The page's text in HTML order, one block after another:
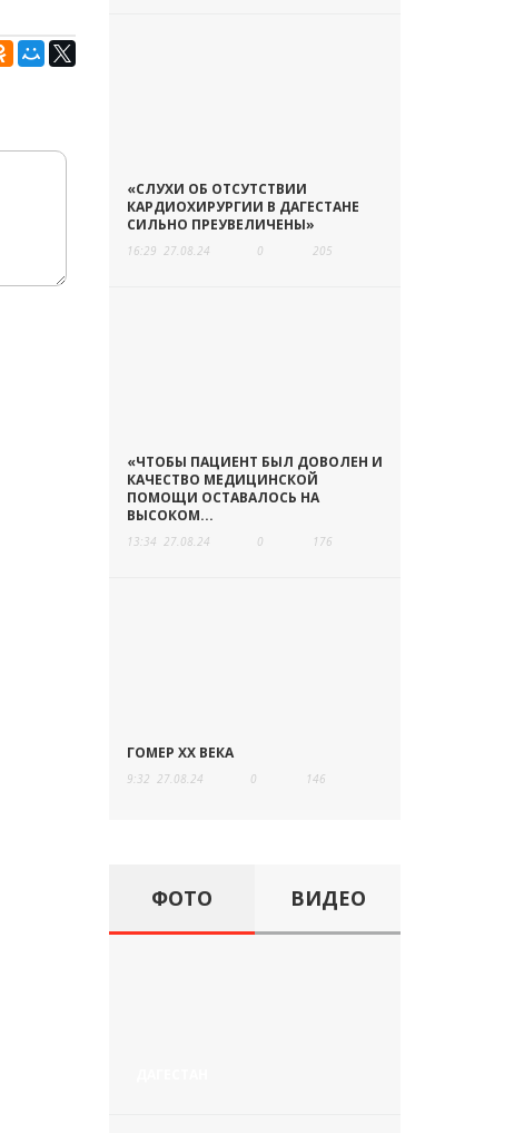
«СЛУХИ ОБ ОТСУТСТВИИ
КАРДИОХИРУРГИИ В ДАГЕСТАНЕ
СИЛЬНО ПРЕУВЕЛИЧЕНЫ»
16:29 27.08.24 0 205
«ЧТОБЫ ПАЦИЕНТ БЫЛ ДОВОЛЕН И
КАЧЕСТВО МЕДИЦИНСКОЙ
ПОМОЩИ ОСТАВАЛОСЬ НА
ВЫСОКОМ...
13:34 27.08.24 0 176
ГОМЕР ХХ ВЕКА
9:32 27.08.24 0 146
ФОТО ВИДЕО